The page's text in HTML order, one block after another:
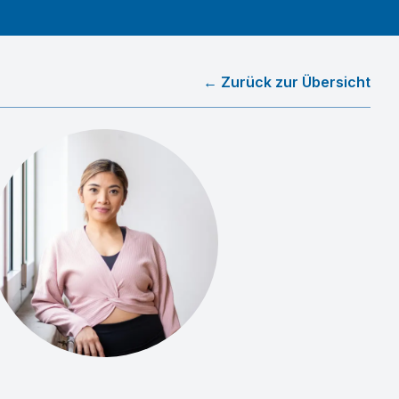
← Zurück zur Übersicht